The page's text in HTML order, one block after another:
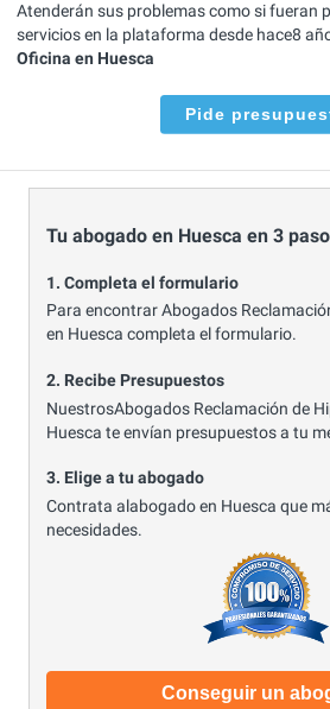
Atenderán sus problemas como si fueran
servicios en la plataforma desde hace8
Oficina en Huesca
Pide
Tu abogado en Huesca en 3
1. Completa el formulario
Para encontrar Abogados
en Huesca completa el formulario.
2. Recibe Presupuestos
NuestrosAbogados Reclamación de
Huesca te envían presupuestos a tu
3. Elige a tu abogado
Contrata alabogado en Huesca que
necesidades.
Conseguir un